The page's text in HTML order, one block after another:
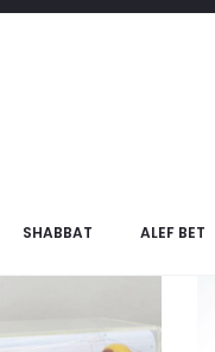
SHABBAT ALEF BET